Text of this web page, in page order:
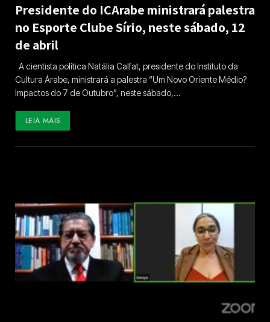
Presidente do ICArabe ministrará palestra
no Esporte Clube Sírio, neste sábado, 12
de abril
A cientista política Natália Calfat, presidente do Instituto da
Cultura Árabe, ministrará a palestra “Um Novo Oriente Médio?
Impactos do 7 de Outubro”, neste sábado,…
LEIA MAIS